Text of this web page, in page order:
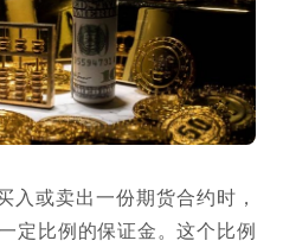
入或卖出一份期货合约时，
定比例的保证金。这个比例